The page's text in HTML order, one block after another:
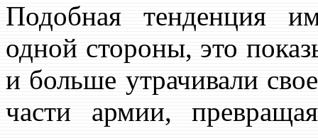
Подобная тенденция
одной стороны, это
и больше утрачивали
части армии,